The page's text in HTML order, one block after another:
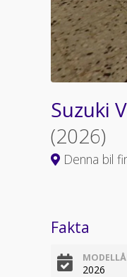
Suzuki
(2026)
Denna bil
Fakta
2026